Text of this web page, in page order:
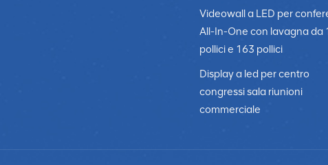
Videowall a LED per
All-In-One con lavagna da
pollici e 163 pollici
Display a led per centro
congressi sala riunioni
commerciale